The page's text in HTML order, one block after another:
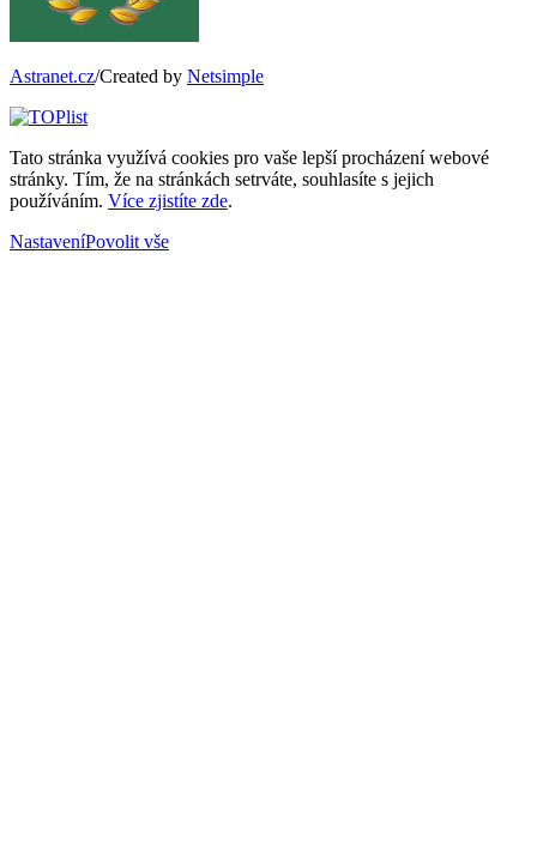
Astranet.cz/Created by Netsimple
Tato stránka využívá cookies pro vaše lepší procházení webové
stránky. Tím, že na stránkách setrváte, souhlasíte s jejich
používáním. Více zjistíte zde.
NastaveníPovolit vše